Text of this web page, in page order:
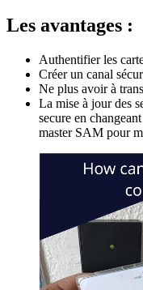
Les avantages :
Authentifier les
Créer un canal
Ne plus avoir à
La mise à jour des
secure en
master SAM pour